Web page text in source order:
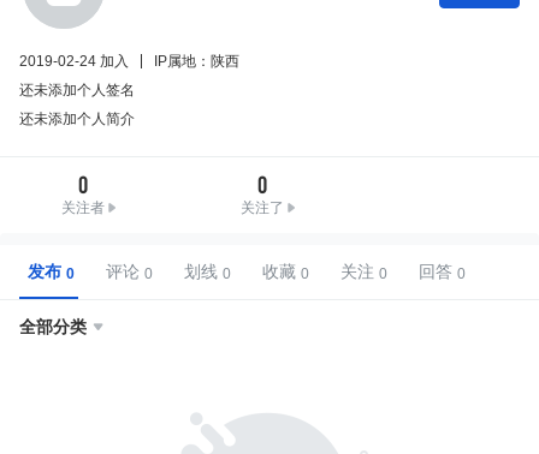
2019-02-24 加入
IP属地：陕西
还未添加个人签名
还未添加个人简介
0
关注者
0
关注了
发布 评论 划线 收藏 关注 回答
全部分类 